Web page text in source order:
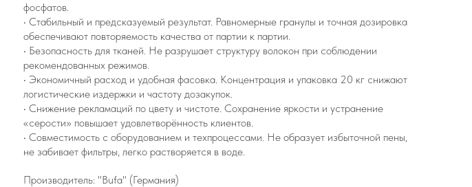
фосфатов.
• Стабильный и предсказуемый результат. Равномерные гранулы и точная дозировка
обеспечивают повторяемость качества от партии к партии.
• Безопасность для тканей. Не разрушает структуру волокон при соблюдении
рекомендованных режимов.
• Экономичный расход и удобная фасовка. Концентрация и упаковка 20 кг снижают
логистические издержки и частоту дозакупок.
• Снижение рекламаций по цвету и чистоте. Сохранение яркости и устранение
«серости» повышает удовлетворённость клиентов.
• Совместимость с оборудованием и техпроцессами. Не образует избыточной пены,
не забивает фильтры, легко растворяется в воде.
Производитель: "Bufa" (Германия)